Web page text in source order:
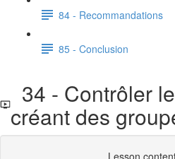
84 - Recommandations
85 - Conclusion
34 - Contrôler
créant des
Lesson